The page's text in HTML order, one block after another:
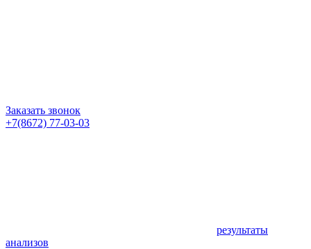
Заказать звонок
+7(8672) 77-03-03
результаты
анализов